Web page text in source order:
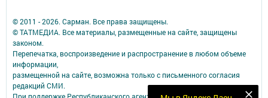
© 2011 - 2026. Сарман. Все права защищены.
© ТАТМЕДИА. Все материалы, размещенные на сайте, защищены
законом.
Перепечатка, воспроизведение и распространение в любом объеме
информации,
размещенной на сайте, возможна только с письменного согласия
редакций СМИ.
При поддержке Республиканского агентства по печати и массовым